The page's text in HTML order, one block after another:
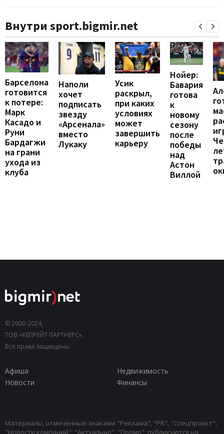
Внутри sport.bigmir.net
Барселона
готовится
к потере:
Марк
Касадо и
Руни
Бардагжи
на грани
ухода из
клуба
Наполи
хочет
подписать
звезду
«Арсенала»
вместо
Лукаку
Усик
раскрыл,
при каких
условиях
может
завершить
карьеру
Нойер:
Бавария
готова
к
новому
сезону
после
победы
над
Астон
Виллой
© 2000-2024,
ТОВ «КЕПРЕЙТ ПАРТНЕРС».
Все права защищены.
Афиша
Недвижимость
Новости
Финансы
Материалы, отмеченные знаками "Реклама", "PR", "Спецпроект",
"Новости компаний", "Актуально", "Промо", публикуются на